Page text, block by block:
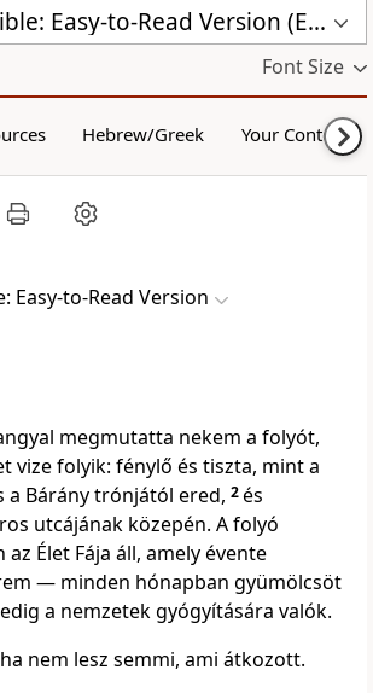
Hungarian Bible: Easy-to-Read Version (ERV-HU)
Font Size
Hebrew/Greek Your Content
Easy-to-Read Version
megmutatta nekem a folyót,
vize folyik: fénylő és tiszta, mint a
a Bárány trónjától ered, 2és
utcájának közepén. A folyó
Élet Fája áll, amely évente
— minden hónapban gyümölcsöt
a nemzetek gyógyítására valók.
nem lesz semmi, ami átkozott.